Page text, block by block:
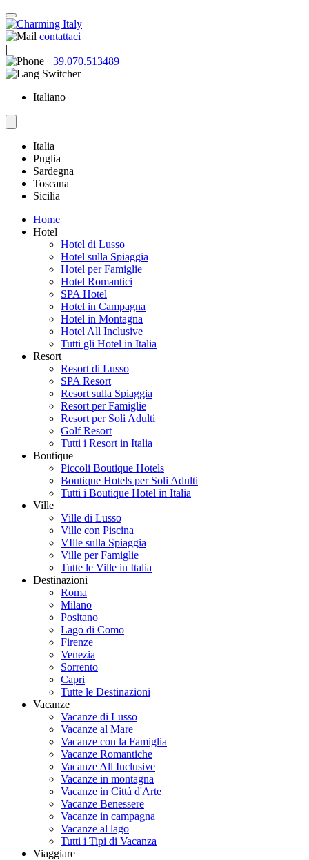
contattaci
|
+39.070.513489
Italiano
Italia
Puglia
Sardegna
Toscana
Sicilia
Home
Hotel
Hotel di Lusso
Hotel sulla Spiaggia
Hotel per Famiglie
Hotel Romantici
SPA Hotel
Hotel in Campagna
Hotel in Montagna
Hotel All Inclusive
Tutti gli Hotel in Italia
Resort
Resort di Lusso
SPA Resort
Resort sulla Spiaggia
Resort per Famiglie
Resort per Soli Adulti
Golf Resort
Tutti i Resort in Italia
Boutique
Piccoli Boutique Hotels
Boutique Hotels per Soli Adulti
Tutti i Boutique Hotel in Italia
Ville
Ville di Lusso
Ville con Piscina
VIlle sulla Spiaggia
Ville per Famiglie
Tutte le Ville in Italia
Destinazioni
Roma
Milano
Positano
Lago di Como
Firenze
Venezia
Sorrento
Capri
Tutte le Destinazioni
Vacanze
Vacanze di Lusso
Vacanze al Mare
Vacanze con la Famiglia
Vacanze Romantiche
Vacanze All Inclusive
Vacanze in montagna
Vacanze in Città d'Arte
Vacanze Benessere
Vacanze in campagna
Vacanze al lago
Tutti i Tipi di Vacanza
Viaggiare